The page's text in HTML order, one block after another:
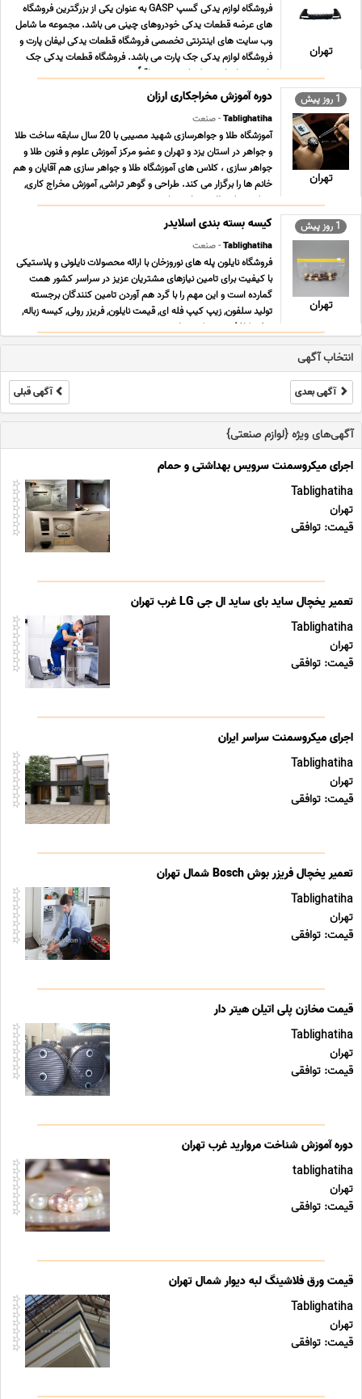
تهران
فروشگاه لوازم یدکی گسپ GASP به عنوان یکی از بزرگترین فروشگاه
های عرضه قطعات یدکی خودروهای چینی می باشد. مجموعه ما شامل
وب سایت های اینترنتی تخصصی فروشگاه قطعات یدکی لیفان پارت و
فروشگاه لوازم یدکی جک پارت می باشد. فروشگاه قطعات یدکی جک
پارت همراه با رشد تکنولوژی و متعاقباً سرعت ت ... ...
1 روز پیش
تهران
دوره آموزش مخراجکاری ارزان
Tablighatiha- صنعت
آموزشگاه طلا و جواهرسازی شهید مصیبی با 20 سال سابقه ساخت طلا
و جواهر در استان یزد و تهران و عضو مرکز آموزش علوم و فنون طلا و
جواهر سازى ، کلاس هاى آموزشگاه طلا و جواهر سازى هم آقایان و هم
خانم ها را برگزار می کند. طراحى و گوهر تراشی, آموزش مخراج کاری,
مدرک دیپلم طلا و جواهر سازی ... ...
1 روز پیش
تهران
کیسه بسته بندی اسلایدر
Tablighatiha- صنعت
فروشگاه نایلون پله های نوروزخان با ارائه محصولات نایلونی و پلاستیکی
با کیفیت برای تامین نیازهای مشتریان عزیز در سراسر کشور همت
گمارده است و این مهم را با گرد هم آوردن تامین کنندگان برجسته
تولید سلفون, زیپ کیپ فله ای, قیمت نایلون, فریزر رولی, کیسه زباله,
سفره کاغذی, زیپ کیپ پلاستی ... ...
انتخاب آگهی
آگهی بعدی آگهی قبلی
آگهی‌های ویژه {لوازم صنعتی}
اجرای میکروسمنت سرویس بهداشتی و حمام
Tablighatiha
تهران
قیمت: توافقی
تعمیر یخچال ساید بای ساید ال جی LG غرب تهران
Tablighatiha
تهران
قیمت: توافقی
اجرای میکروسمنت سراسر ایران
Tablighatiha
تهران
قیمت: توافقی
تعمیر یخچال فریزر بوش Bosch شمال تهران
Tablighatiha
تهران
قیمت: توافقی
قیمت مخازن پلی اتیلن هیتر دار
Tablighatiha
تهران
قیمت: توافقی
دوره آموزش شناخت مروارید غرب تهران
tablighatiha
تهران
قیمت: توافقی
قیمت ورق فلاشینگ لبه دیوار شمال تهران
Tablighatiha
تهران
قیمت: توافقی